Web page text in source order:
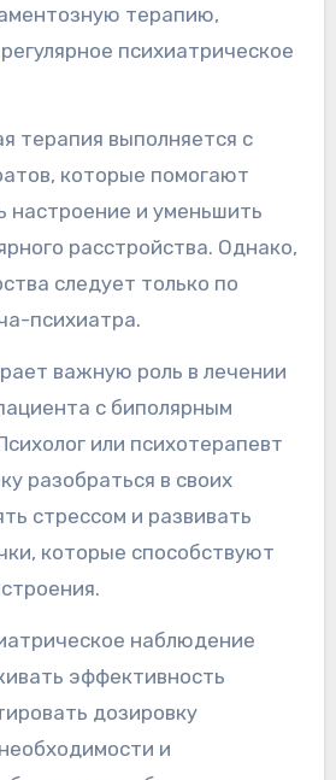
терапию,
психиатрическое
терапия выполняется с
которые помогают
настроение и уменьшить
расстройства. Однако,
следует только по
психиатра.
важную роль в лечении
с биполярным
или психотерапевт
разобраться в своих
стрессом и развивать
которые способствуют
наблюдение
эффективность
дозировку
и